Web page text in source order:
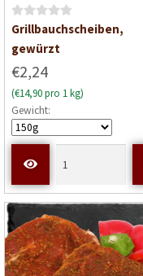
B
e
r
t
e
t
t
0
v
o
n
Grillbauchscheiben,
gewürzt
€2,24
(€14,90 pro 1 kg)
Gewicht: